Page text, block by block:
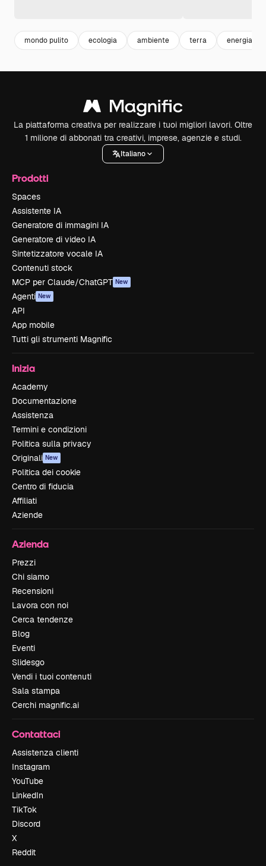
mondo pulito ecologia ambiente terra energia
La piattaforma creativa per realizzare i tuoi migliori lavori. Oltre
1 milione di abbonati tra creativi, imprese, agenzie e studi.
Italiano
Prodotti
Spaces
Assistente IA
Generatore di immagini IA
Generatore di video IA
Sintetizzatore vocale IA
Contenuti stock
MCP per Claude/ChatGPT New
Agenti New
API
App mobile
Tutti gli strumenti Magnific
Inizia
Academy
Documentazione
Assistenza
Termini e condizioni
Politica sulla privacy
Originali New
Politica dei cookie
Centro di fiducia
Affiliati
Aziende
Azienda
Prezzi
Chi siamo
Recensioni
Lavora con noi
Cerca tendenze
Blog
Eventi
Slidesgo
Vendi i tuoi contenuti
Sala stampa
Cerchi magnific.ai
Contattaci
Assistenza clienti
Instagram
YouTube
LinkedIn
TikTok
Discord
X
Reddit